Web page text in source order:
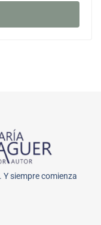
Y siempre comienza